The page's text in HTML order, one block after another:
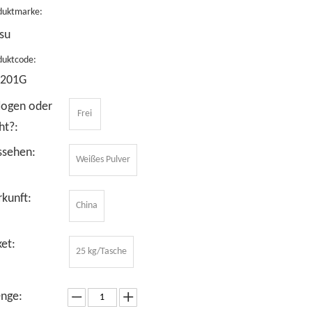
oder
Frei
Weißes Pulver
China
25 kg/Tasche